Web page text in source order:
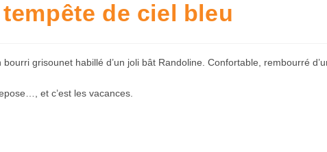
de ciel bleu
grisounet habillé d’un joli bât Randoline. Confortable, rembourré
et c’est les vacances.